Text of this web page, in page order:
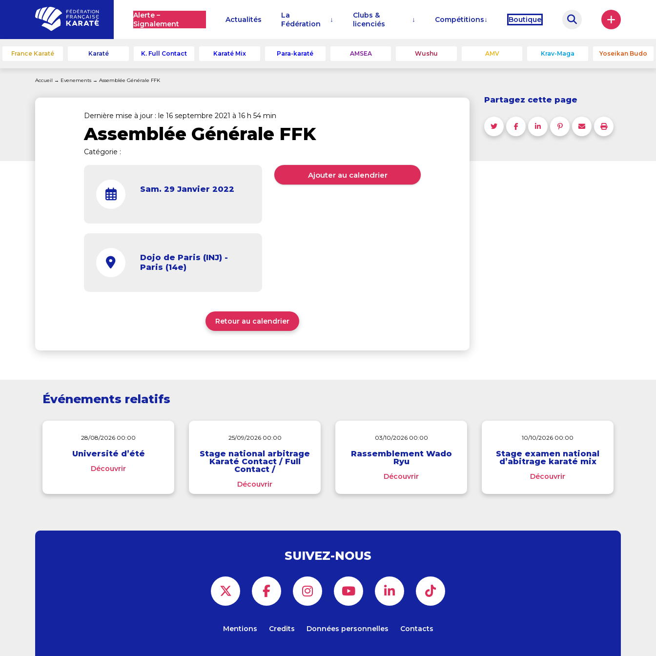
Alerte –
Signalement
Actualités
La
Fédération
Clubs &
licenciés
Compétitions Boutique
France Karaté Karaté K. Full Contact Karaté Mix Para-karaté AMSEA Wushu AMV Krav-Maga Yoseikan Budo
Accueil → Evenements → Assemblée Générale FFK
Dernière mise à jour : le 16 septembre 2021 à 16 h 54 min
Assemblée Générale FFK
Catégorie :
Sam. 29 Janvier 2022
Dojo de Paris (INJ) -
Paris (14e)
Ajouter au calendrier
Retour au calendrier
Partagez cette page
Événements relatifs
28/08/2026 00:00
Université d’été
Découvrir
25/09/2026 00:00
Stage national arbitrage
Karaté Contact / Full
Contact /
Découvrir
03/10/2026 00:00
Rassemblement Wado
Ryu
Découvrir
10/10/2026 00:00
Stage examen national
d’abitrage karaté mix
Découvrir
SUIVEZ-NOUS
Mentions Credits Données personnelles Contacts